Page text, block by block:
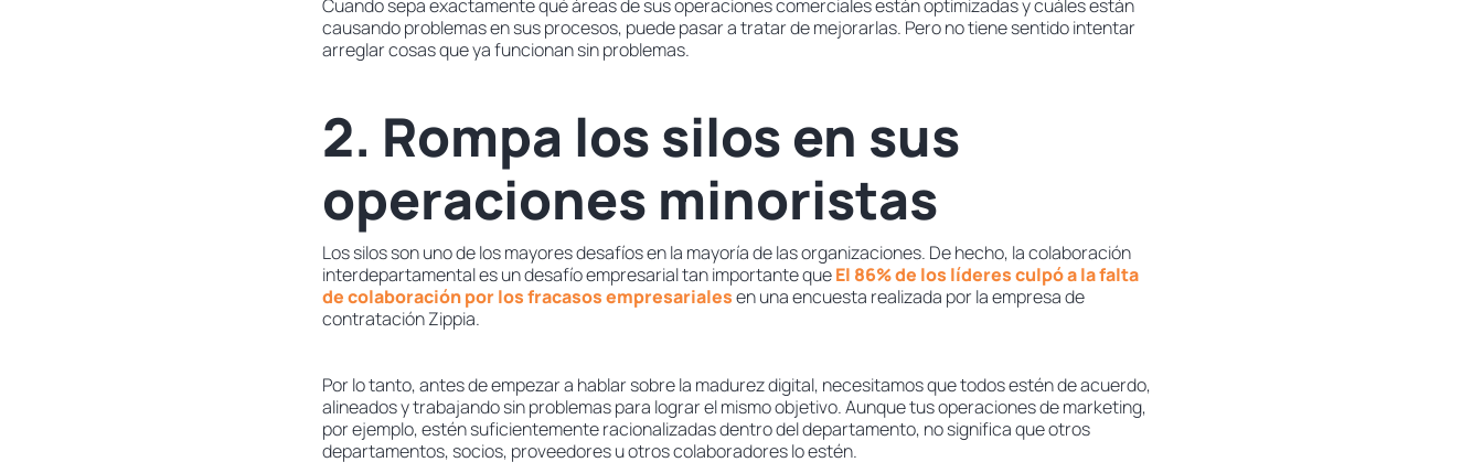
Cuando sepa exactamente qué áreas de sus operaciones comerciales están optimizadas y cuáles están
causando problemas en sus procesos, puede pasar a tratar de mejorarlas. Pero no tiene sentido intentar
arreglar cosas que ya funcionan sin problemas.
2. Rompa los silos en sus
operaciones minoristas
Los silos son uno de los mayores desafíos en la mayoría de las organizaciones. De hecho, la colaboración
interdepartamental es un desafío empresarial tan importante queEl 86% de los líderes culpó a la falta
de colaboración por los fracasos empresarialesen una encuesta realizada por la empresa de
contratación Zippia.
Por lo tanto, antes de empezar a hablar sobre la madurez digital, necesitamos que todos estén de acuerdo,
alineados y trabajando sin problemas para lograr el mismo objetivo. Aunque tus operaciones de marketing,
por ejemplo, estén suficientemente racionalizadas dentro del departamento, no significa que otros
departamentos, socios, proveedores u otros colaboradores lo estén.